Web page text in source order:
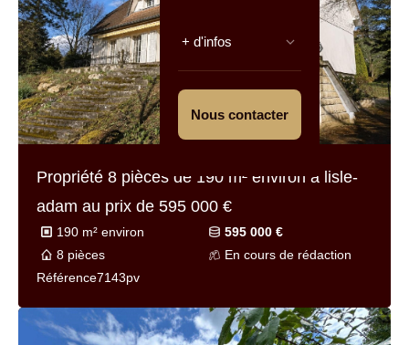
+ d'infos
Nous contacter
Propriété 8 pièces de 190 m² environ à lisle-
adam au prix de 595 000 €
190 m² environ
595 000 €
8 pièces
En cours de rédaction
Référence7143pv